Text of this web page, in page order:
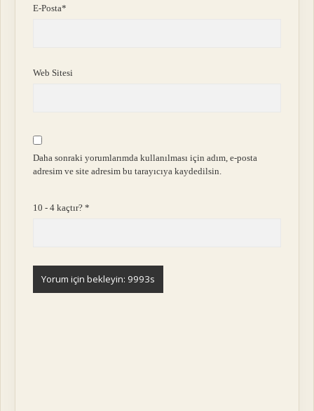
E-Posta*
Web Sitesi
Daha sonraki yorumlarımda kullanılması için adım, e-posta
adresim ve site adresim bu tarayıcıya kaydedilsin.
10 - 4 kaçtır?*